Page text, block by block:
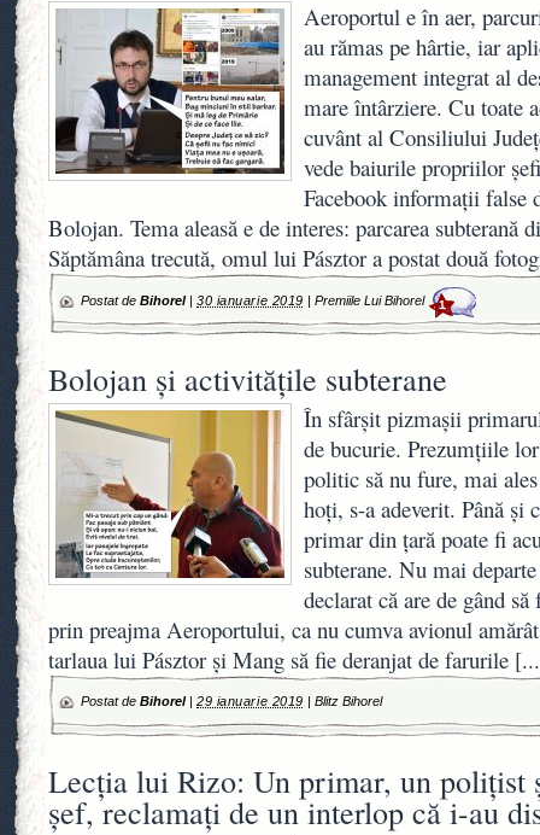
Aeroportul e în aer,
au rămas pe hârtie, iar
management integrat al
mare întârziere. Cu toate
cuvânt al Consiliului
vede baiurile propriilor
Facebook informații false
Bolojan. Tema aleasă e de interes: parcarea subterană
Săptămâna trecută, omul lui Pásztor a postat două
Postat de Bihorel| 30 ianuarie 2019 | Premiile Lui Bihorel 1
Bolojan și activitățile subterane
În sfârșit pizmașii
de bucurie. Prezumțiile
politic să nu fure, mai
hoți, s-a adeverit. Până și
primar din țară poate fi
subterane. Nu mai
declarat că are de gând
prin preajma Aeroportului, ca nu cumva avionul
tarlaua lui Pásztor și Mang să fie deranjat de farurile
Postat de Bihorel| 29 ianuarie 2019 | Blitz Bihorel
Lecţia lui Rizo: Un primar, un poliţist
şef, reclamaţi de un interlop că i-au